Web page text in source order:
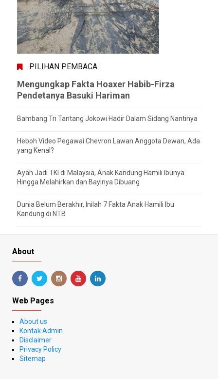
PILIHAN PEMBACA :
Mengungkap Fakta Hoaxer Habib-Firza
Pendetanya Basuki Hariman
Bambang Tri Tantang Jokowi Hadir Dalam Sidang Nantinya
Heboh Video Pegawai Chevron Lawan Anggota Dewan, Ada
yang Kenal?
Ayah Jadi TKI di Malaysia, Anak Kandung Hamili Ibunya
Hingga Melahirkan dan Bayinya Dibuang
Dunia Belum Berakhir, Inilah 7 Fakta Anak Hamili Ibu
Kandung di NTB
About
Web Pages
About us
Kontak Admin
Disclaimer
Privacy Policy
Sitemap